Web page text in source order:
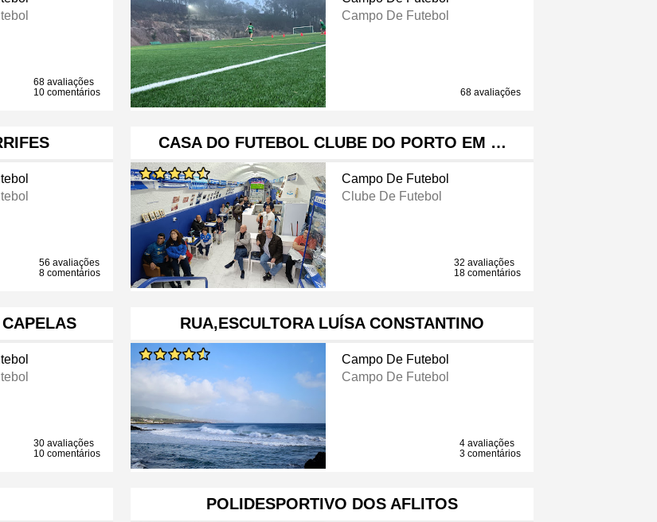
68 avaliações
10 comentários
Campo De Futebol
68 avaliações
56 avaliações
8 comentários
CASA DO FUTEBOL CLUBE DO PORTO EM …
Campo De Futebol
Clube De Futebol
32 avaliações
18 comentários
30 avaliações
10 comentários
RUA,ESCULTORA LUÍSA CONSTANTINO
Campo De Futebol
Campo De Futebol
4 avaliações
3 comentários
POLIDESPORTIVO DOS AFLITOS